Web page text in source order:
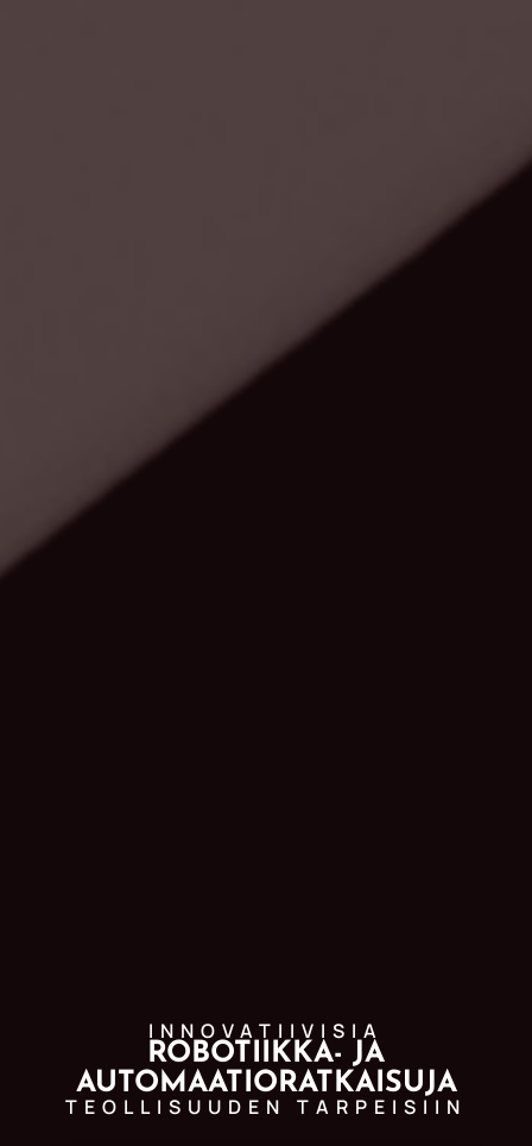
INNOVATIIVISIA
ROBOTIIKKA- JA
AUTOMAATIORATKAISUJA
TEOLLISUUDEN TARPEISIIN